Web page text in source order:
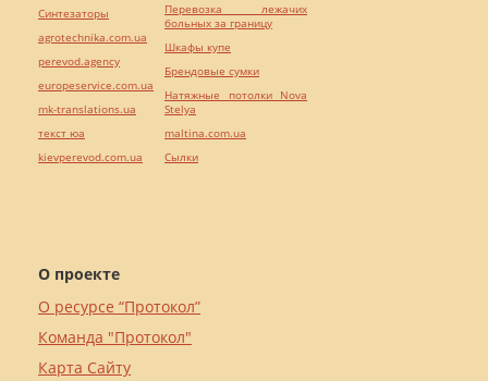
О проекте
О ресурсе “Протокол”
Команда "Протокол"
Карта Сайту
Синтезаторы
agrotechnika.com.ua
perevod.agency
europeservice.com.ua
mk-translations.ua
текст юа
kievperevod.com.ua
Перевозка лежачих
больных за границу
Шкафы купе
Брендовые сумки
Натяжные потолки Nova
Stelya
maltina.com.ua
Cылки